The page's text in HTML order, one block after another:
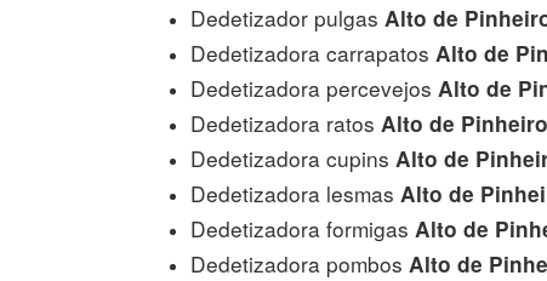
Dedetizador pulgas Alto de
Dedetizadora carrapatos Alto de
Dedetizadora percevejos Alto de
Dedetizadora ratos Alto de
Dedetizadora cupins Alto de
Dedetizadora lesmas Alto de
Dedetizadora formigas Alto de
Dedetizadora pombos Alto de